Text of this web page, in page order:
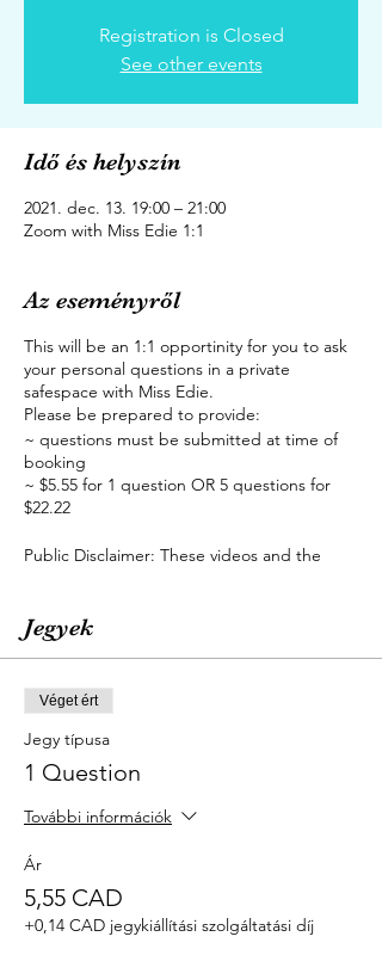
Registration is Closed
See other events
Idő és helyszín
2021. dec. 13. 19:00 – 21:00
Zoom with Miss Edie 1:1
Az eseményről
This will be an 1:1 opportinity for you to ask
your personal questions in a private
safespace with Miss Edie.
Please be prepared to provide:
~ questions must be submitted at time of
booking
~ $5.55 for 1 question OR 5 questions for
$22.22
Public Disclaimer: These videos and the
topics are discussed for entertainment
value. Edie & Miss Edie Tarot is not
viewers and the interpretation of the
messages are subject to individual and
personal discretion. Content may or may not
be suitable for all viewers. Due to the nature
of the content mature audience is advised.
18 and over.
Jegyek
Véget ért
Jegy típusa
1 Question
További információk
Ár
5,55 CAD
+0,14 CAD jegykiállítási szolgáltatási díj